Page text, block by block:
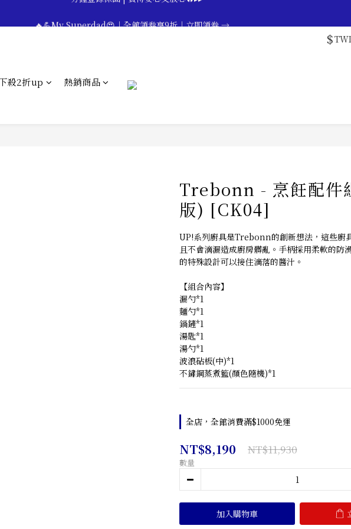
🔥💪My Superdad😍｜全館領券享9折｜立即領券 →
$
殺2折up 熱銷商品
Trebonn - 烹飪配件
版) [CK04]
UP!系列廚具是Trebonn的創新想法，這些廚
且不會滴漏造成廚房髒亂。手柄採用柔軟的防
的特殊設計可以接住滴落的醬汁。
【組合內容】
漏勺*1
麵勺*1
鍋鏟*1
湯匙*1
湯勺*1
波浪砧板(中)*1
不鏽鋼蒸煮籃(顏色隨機)*1
全店，全館消費滿$1000免運
NT$8,190 NT$11,930
數量
加入購物車